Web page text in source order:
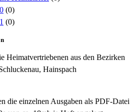
(0)
(0)
Heimatvertriebenen aus den Bezirken
Hainspach
die einzelnen Ausgaben als PDF-Datei